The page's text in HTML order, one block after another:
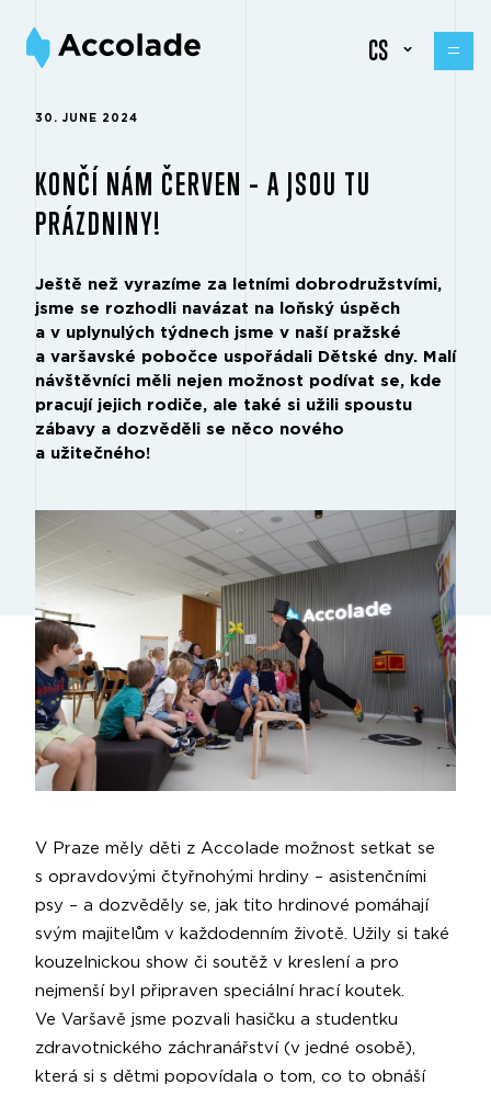
CS
30. JUNE 2024
KONČÍ NÁM ČERVEN – A JSOU TU
PRÁZDNINY!
Ještě než vyrazíme za letními dobrodružstvími,
jsme se rozhodli navázat na loňský úspěch
a v uplynulých týdnech jsme v naší pražské
a varšavské pobočce uspořádali Dětské dny. Malí
návštěvníci měli nejen možnost podívat se, kde
pracují jejich rodiče, ale také si užili spoustu
zábavy a dozvěděli se něco nového
a užitečného!
V Praze měly děti z Accolade možnost setkat se
s opravdovými čtyřnohými hrdiny – asistenčními
psy – a dozvěděly se, jak tito hrdinové pomáhají
svým majitelům v každodenním životě. Užily si také
kouzelnickou show či soutěž v kreslení a pro
nejmenší byl připraven speciální hrací koutek.
Ve Varšavě jsme pozvali hasičku a studentku
zdravotnického záchranářství (v jedné osobě),
která si s dětmi popovídala o tom, co to obnáší